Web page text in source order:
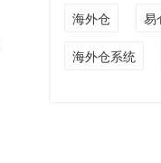
海外仓 易
海外仓系统